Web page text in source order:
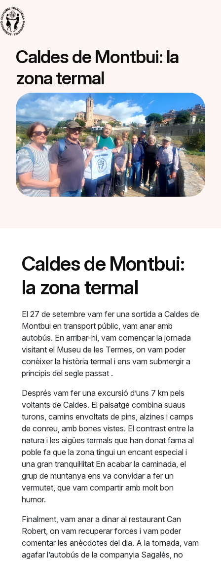
Vés al contingut
Navegació principal
Caldes de Montbui: la
zona termal
Caldes de Montbui:
la zona termal
El 27 de setembre vam fer una sortida a Caldes de
Montbui en transport públic, vam anar amb
autobús. En arribar-hi, vam començar la jornada
visitant el Museu de les Termes, on vam poder
conèixer la història termal i ens vam submergir a
principis del segle passat .
Després vam fer una excursió d’uns 7 km pels
voltants de Caldes. El paisatge combina suaus
turons, camins envoltats de pins, alzines i camps
de conreu, amb bones vistes. El contrast entre la
natura i les aigües termals que han donat fama al
poble fa que la zona tingui un encant especial i
una gran tranquil·litat En acabar la caminada, el
grup de muntanya ens va convidar a fer un
vermutet, que vam compartir amb molt bon
humor.
Finalment, vam anar a dinar al restaurant Can
Robert, on vam recuperar forces i vam poder
comentar les anècdotes del dia. A la tornada, vam
agafar l’autobús de la companyia Sagalés, no